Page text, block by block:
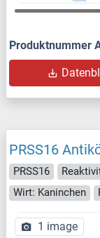
Produktnummer
PRSS16
PRSS16
Wirt: Kaninchen
1 image